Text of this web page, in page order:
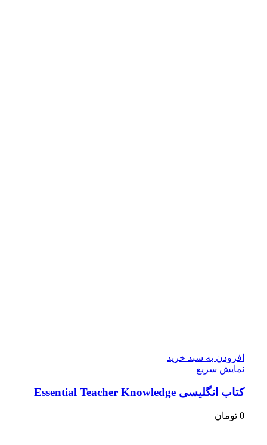
افزودن به سبد خرید
نمایش سریع
کتاب انگلیسی Essential Teacher Knowledge
0 تومان